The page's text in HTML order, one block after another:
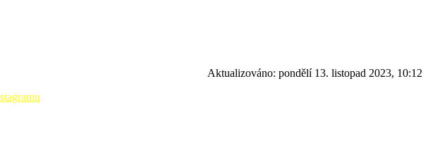
Aktualizováno: pondělí 13. listopad 2023, 10:12